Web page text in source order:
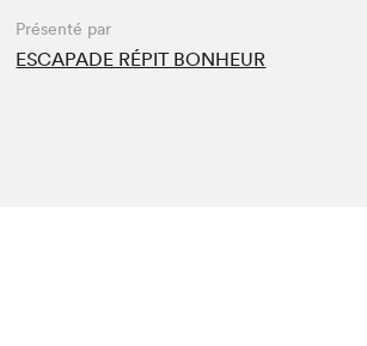
Présenté par
ESCAPADE RÉPIT BONHEUR